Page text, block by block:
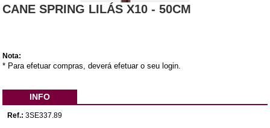
CANE SPRING LILÁS X10 - 50CM
Nota:
* Para efetuar compras, deverá efetuar o seu login.
INFO
Ref.: 3SE337.89